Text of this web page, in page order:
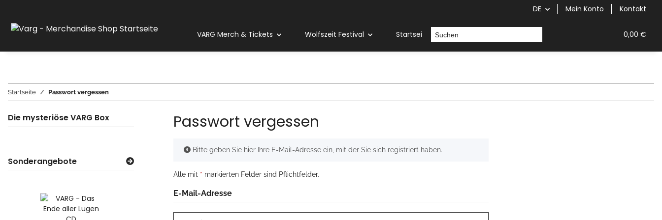
DE Mein Konto Kontakt
0,00 €
VARG Merch & Tickets Wolfszeit Festival Startseite
Startseite Passwort vergessen
Passwort vergessen
x Bitte geben Sie hier Ihre E-Mail-Adresse ein, mit der Sie sich registriert haben.
Alle mit * markierten Felder sind Pflichtfelder.
E-Mail-Adresse
Die mysteriöse VARG Box
Sonderangebote